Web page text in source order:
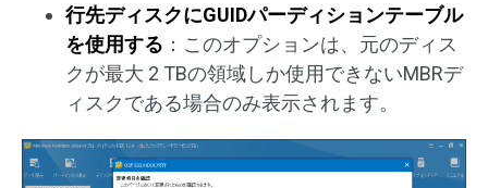
行先ディスクにGUIDパーディションテーブル
を使用する ：このオプションは、元のディス
クが最大 2 TBの領域しか使用できないMBRデ
ィスクである場合のみ表示されます。